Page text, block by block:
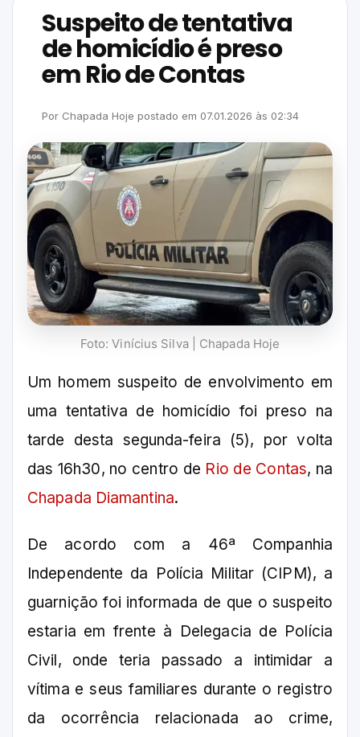
Suspeito de tentativa
de homicídio é preso
em Rio de Contas
Por Chapada Hoje postado em 07.01.2026 às 02:34
Foto: Vinícius Silva | Chapada Hoje
Um homem suspeito de envolvimento em
uma tentativa de homicídio foi preso na
tarde desta segunda-feira (5), por volta
das 16h30, no centro de Rio de Contas, na
Chapada Diamantina.
De acordo com a 46ª Companhia
Independente da Polícia Militar (CIPM), a
guarnição foi informada de que o suspeito
estaria em frente à Delegacia de Polícia
Civil, onde teria passado a intimidar a
vítima e seus familiares durante o registro
da ocorrência relacionada ao crime,